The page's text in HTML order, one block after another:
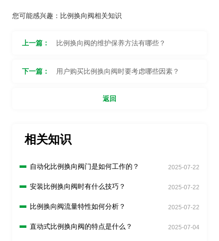
您可能感兴趣： 比例换向阀相关知识
上一篇： 比例换向阀的维护保养方法有哪些？
下一篇： 用户购买比例换向阀时要考虑哪些因素？
返回
相关知识
自动化比例换向阀门是如何工作的？ 2025-07-22
安装比例换向阀时有什么技巧？ 2025-07-22
比例换向阀流量特性如何分析？ 2025-07-22
直动式比例换向阀的特点是什么？ 2025-07-04